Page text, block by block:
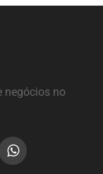
negócios no